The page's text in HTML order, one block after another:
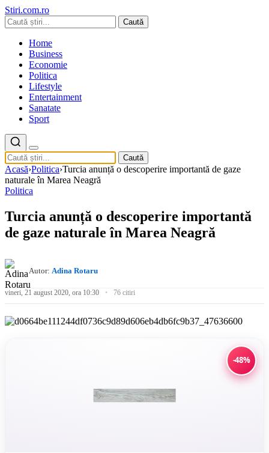
Stiri.com.ro
Caută
Home
Business
Economie
Politica
Lifestyle
Entertainment
Sanatate
Sport
Caută
Acasă›Politica›Turcia anunță o descoperire importantă de gaze
naturale în Marea Neagră
Politica
Turcia anunță o descoperire importantă
de gaze naturale în Marea Neagră
Autor: Adina Rotaru
vineri, 21 august 2020, ora 10:30 76 citiri
-48%